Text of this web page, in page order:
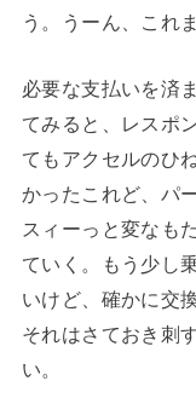
う。うーん、これ
必要な支払いを済
てみると、レスポ
てもアクセルのひ
かったこれど、パ
スィーっと変なも
ていく。もう少し
いけど、確かに交
それはさておき刺
い。